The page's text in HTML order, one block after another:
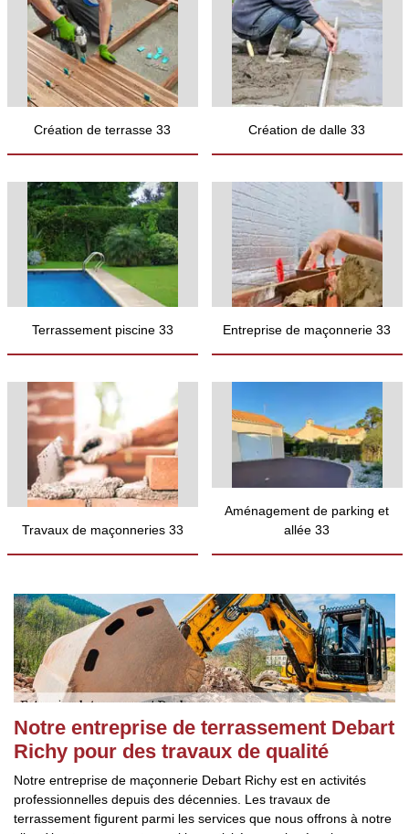
Création de terrasse 33 Création de dalle 33
Terrassement piscine 33 Entreprise de maçonnerie 33
Travaux de maçonneries 33
Aménagement de parking et
allée 33
Notre entreprise de terrassement Debart
Richy pour des travaux de qualité
Notre entreprise de maçonnerie Debart Richy est en activités
professionnelles depuis des décennies. Les travaux de
terrassement figurent parmi les services que nous offrons à notre